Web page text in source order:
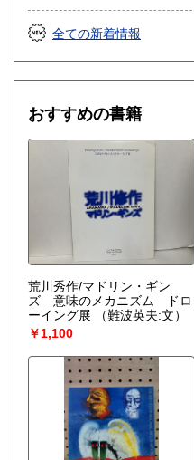
全ての新着情報
おすすめの書籍
荒川秀作/マドリン・ギン
ズ 意味のメカニズム ドロ
ーイング展
（難波英夫:文）
￥1,100